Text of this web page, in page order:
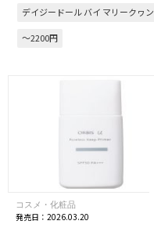
デイジードール バイ マリークヮン
～2200円
コスメ・化粧品
発売日：2026.03.20